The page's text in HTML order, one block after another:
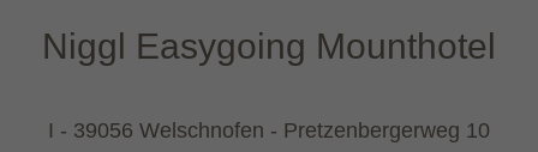
Niggl Easygoing Mounthotel
I - 39056 Welschnofen - Pretzenbergerweg 10